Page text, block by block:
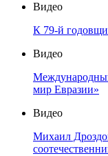
Видео
К 79-й
Видео
мир Евразии»
Видео
Михаил